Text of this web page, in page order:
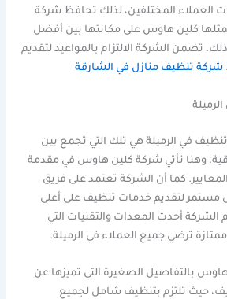
العملاء المختلفين، لذلك تحافظ شركة
كلين هاوس على مكانتها بين أفضل
تضمن الشركة الالتزام بالمواعيد لتقديم
شركة تنظيف منازل في الشارقة
في الرميلة هي تلك التي تجمع بين
وهنا تأتي شركة كلين هاوس في مقدمة
كما أن الشركة تعتمد على فريق
لتقديم خدمات تنظيف على أعلى
أحدث المعدات والتقنيات التي
ترضي جميع العملاء في الرميلة.
بالتفاصيل الصغيرة التي تميزها عن
حيث تلتزم بتنظيف شامل لجميع